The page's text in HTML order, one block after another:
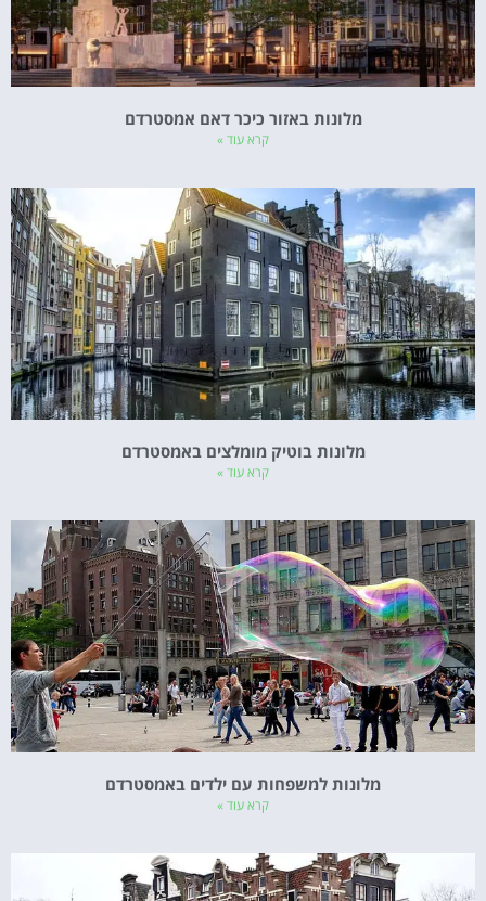
מלונות באזור כיכר דאם אמסטרדם
קרא עוד »
מלונות בוטיק מומלצים באמסטרדם
קרא עוד »
מלונות למשפחות עם ילדים באמסטרדם
קרא עוד »